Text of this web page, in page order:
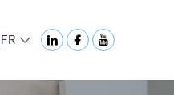
FR